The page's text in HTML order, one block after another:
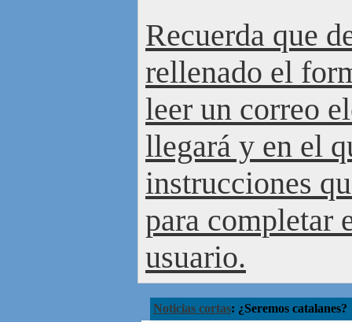
Recuerda que
rellenado el
leer un correo
llegará y en el
instrucciones
para completar
usuario.
Noticias cortas: ¿Seremos catalanes?